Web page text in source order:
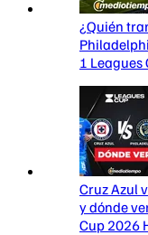
¿Quién
1 Leagues
Cruz Azul
y dónde
Cup 2026